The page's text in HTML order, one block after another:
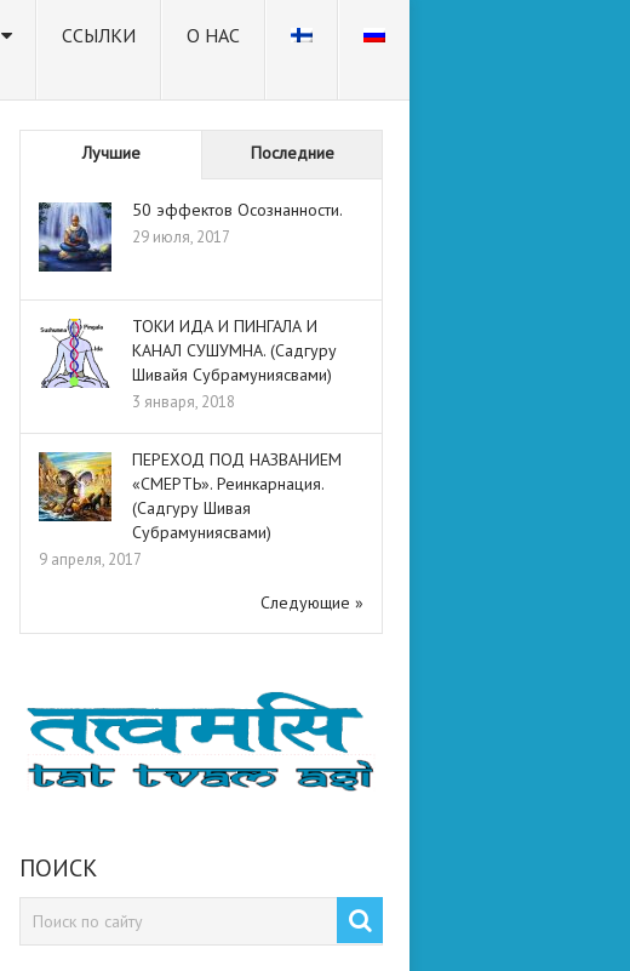
ССЫЛКИ О НАС
Лучшие Последние
50 эффектов Осознанности.
29 июля, 2017
ТОКИ ИДА И ПИНГАЛА И
КАНАЛ СУШУМНА. (Садгуру
Шивайя Субрамуниясвами)
3 января, 2018
ПЕРЕХОД ПОД НАЗВАНИЕМ
«СМЕРТЬ». Реинкарнация.
(Садгуру Шивая
Субрамуниясвами)
9 апреля, 2017
Следующие »
ПОИСК